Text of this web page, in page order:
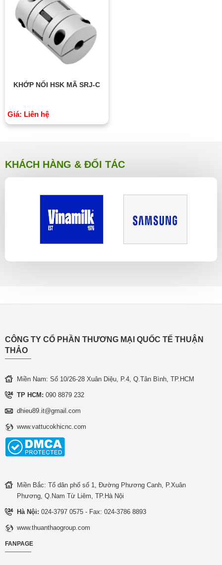
KHỚP NỐI HSK MÃ SRJ-C
Giá: Liên hệ
KHÁCH HÀNG & ĐỐI TÁC
CÔNG TY CỔ PHẦN THƯƠNG MẠI QUỐC TẾ THUẬN
THẢO
Miền Nam: Số 10/26-28 Xuân Diệu, P.4, Q.Tân Bình, TP.HCM
TP HCM: 090 8879 232
dhieu89.it@gmail.com
www.vattucokhicnc.com
Miền Bắc: Tổ dân phố số 1, Đường Phương Canh, P.Xuân
Phương, Q.Nam Từ Liêm, TP.Hà Nội
Hà Nội: 024-3797 0575 - Fax: 024-3786 8893
www.thuanthaogroup.com
FANPAGE